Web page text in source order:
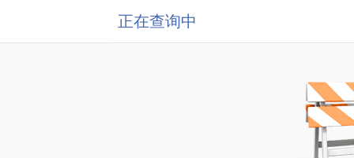
正在查询中